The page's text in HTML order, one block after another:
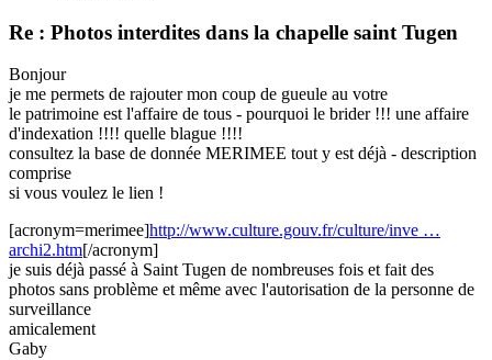
Re : Photos interdites dans la chapelle saint Tugen
Bonjour
je me permets de rajouter mon coup de gueule au votre
le patrimoine est l'affaire de tous - pourquoi le brider !!! une affaire
d'indexation !!!! quelle blague !!!!
consultez la base de donnée MERIMEE tout y est déjà - description
comprise
si vous voulez le lien !
[acronym=merimee]http://www.culture.gouv.fr/culture/inve …
archi2.htm[/acronym]
je suis déjà passé à Saint Tugen de nombreuses fois et fait des
photos sans problème et même avec l'autorisation de la personne de
surveillance
amicalement
Gaby